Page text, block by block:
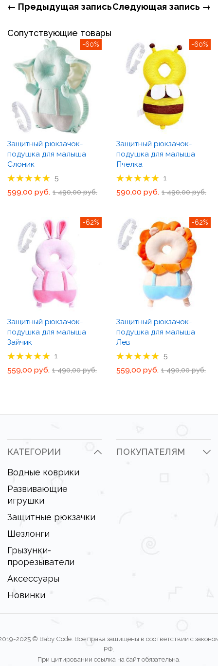
← Предыдущая записьСледующая запись →
Сопутствующие товары
-60%
Защитный рюкзачок-
подушка для малыша
Слоник
Рейтинг товара:
100%
5
599,00 руб. 1 490,00 руб.
-60%
Защитный рюкзачок-
подушка для малыша
Пчелка
Рейтинг товара:
100%
1
590,00 руб. 1 490,00 руб.
-62%
Защитный рюкзачок-
подушка для малыша
Зайчик
Рейтинг товара:
100%
1
559,00 руб. 1 490,00 руб.
-62%
Защитный рюкзачок-
подушка для малыша
Лев
Рейтинг товара:
100%
5
559,00 руб. 1 490,00 руб.
КАТЕГОРИИ
Водные коврики
Развивающие
игрушки
Защитные рюкзачки
Шезлонги
Грызунки-
прорезыватели
Аксессуары
Новинки
ПОКУПАТЕЛЯМ
2025 © Baby Code. Все права защищены в соответствии с
РФ.
При цитировании ссылка на сайт обязательна.